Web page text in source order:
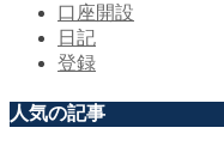
口座開設
日記
登録
人気の記事